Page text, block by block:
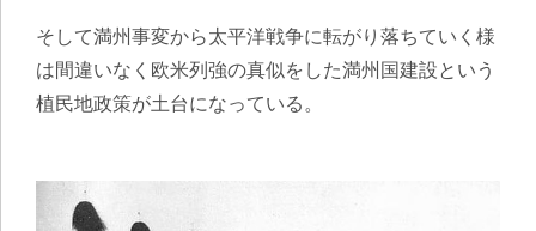
そして満州事変から太平洋戦争に転がり落ちていく様
は間違いなく欧米列強の真似をした満州国建設という
植民地政策が土台になっている。